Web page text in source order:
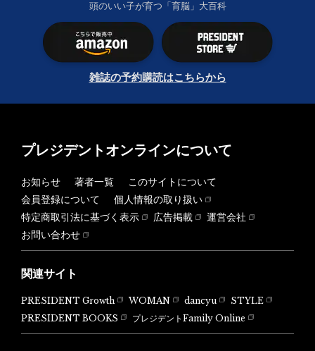
頭のいい子が育つ「育脳」大百科
雑誌の予約購読はこちらから
プレジデントオンラインについて
お知らせ 著者一覧
このサイトについて
会員登録について
個人情報の取り扱い
特定商取引法に基づく表示
広告掲載
運営会社
お問い合わせ
関連サイト
PRESIDENT Growth WOMAN dancyu
STYLE
PRESIDENT BOOKS
プレジデントFamily Online